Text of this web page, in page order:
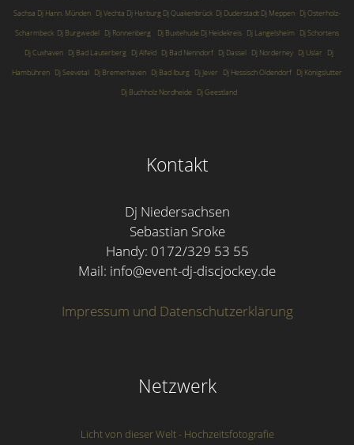
Sachsa Dj Hann. Münden Dj Vechta Dj Harburg Dj Quakenbrück Dj Duderstadt Dj Meppen Dj Osterholz-
Scharmbeck Dj Burgwedel Dj Ronnenberg Dj Buxtehude Dj Heidekreis Dj Langelsheim
Dj Schortens
Dj Cuxhaven Dj Bad Lauterberg Dj Alfeld Dj Bad Nenndorf Dj Dassel Dj Norderney Dj Uslar
Dj
Hambühren Dj Seevetal Dj Bremerhaven Dj Bad Iburg Dj Jever Dj Hessisch Oldendorf Dj Königslutter
Dj Buchholz Nordheide Dj Geestland
Kontakt
Dj Niedersachsen
Sebastian Sroke
Handy: 0172/329 53 55
Mail: info@event-dj-discjockey.de
Impressum und Datenschutzerklärung
Netzwerk
Licht von dieser Welt - Hochzeitsfotografie